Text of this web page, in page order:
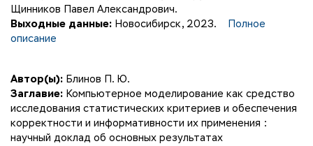
Щинников Павел Александрович.
Выходные данные: Новосибирск, 2023.
Полное
описание
Автор(ы): Блинов П. Ю.
Заглавие: Компьютерное моделирование как средство
исследования статистических критериев и обеспечения
корректности и информативности их применения :
научный доклад об основных результатах